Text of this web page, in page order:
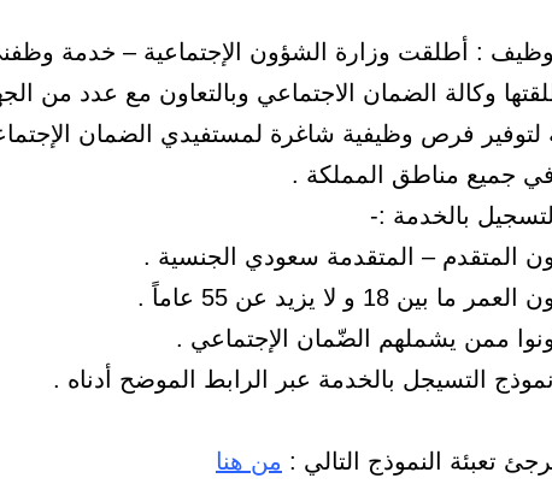
: أطلقت وزارة الشؤون الإجتماعية – خدمة
وكالة الضمان الاجتماعي وبالتعاون مع عدد من
لتوفير فرص وظيفية شاغرة لمستفيدي الضمان
في جميع مناطق المملكة .
بالخدمة :-
تعبئة النموذج التالي : من هنا